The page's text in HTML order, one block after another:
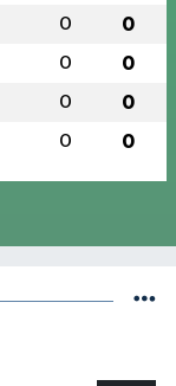
0 0
0 0
0 0
0 0